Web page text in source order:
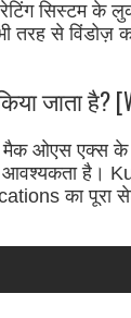
सिस्टम के
तरह से
जाता है?
मैक ओएस एक्स
है।
का पूरा